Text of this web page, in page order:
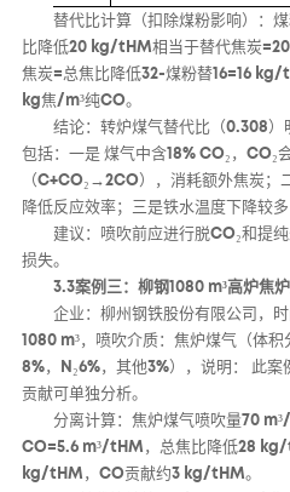
替代比计算（扣除煤粉影响）：
比降低20 kg/tHM相当于替代焦炭
焦炭=总焦比降低32-煤粉替16=16
kg焦/m³纯CO。
结论：转炉煤气替代比（0.308）
包括：一是 煤气中含18% CO₂，CO₂
（C+CO₂→2CO），消耗额外焦炭；
降低反应效率；三是铁水温度下降较
建议：喷吹前应进行脱CO₂和提
损失。
3.3案例三：柳钢1080 m³高炉焦
企业：柳州钢铁股份有限公司，
1080 m³，喷吹介质：焦炉煤气（体积
8%，N₂6%，其他3%），说明： 此案
贡献可单独分析。
分离计算：焦炉煤气喷吹量70
CO=5.6 m³/tHM，总焦比降低28 kg/
kg/tHM，CO贡献约3 kg/tHM。